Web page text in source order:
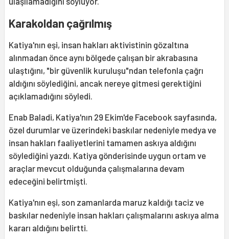
Karakoldan çağrılmış
Katiya'nın eşi, insan hakları aktivistinin gözaltına
alınmadan önce aynı bölgede çalışan bir akrabasına
ulaştığını, "bir güvenlik kuruluşu"ndan telefonla çağrı
aldığını söylediğini, ancak nereye gitmesi gerektiğini
açıklamadığını söyledi.
Enab Baladi, Katiya'nın 29 Ekim'de Facebook sayfasında,
özel durumlar ve üzerindeki baskılar nedeniyle medya ve
insan hakları faaliyetlerini tamamen askıya aldığını
söylediğini yazdı. Katiya gönderisinde uygun ortam ve
araçlar mevcut olduğunda çalışmalarına devam
edeceğini belirtmişti.
Katiya'nın eşi, son zamanlarda maruz kaldığı taciz ve
baskılar nedeniyle insan hakları çalışmalarını askıya alma
kararı aldığını belirtti.